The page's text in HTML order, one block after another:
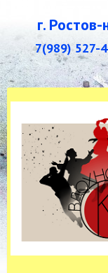
г.
7(989) 527-